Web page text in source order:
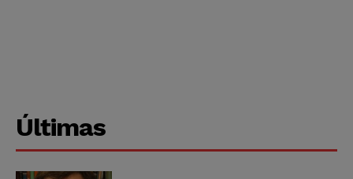
Últimas